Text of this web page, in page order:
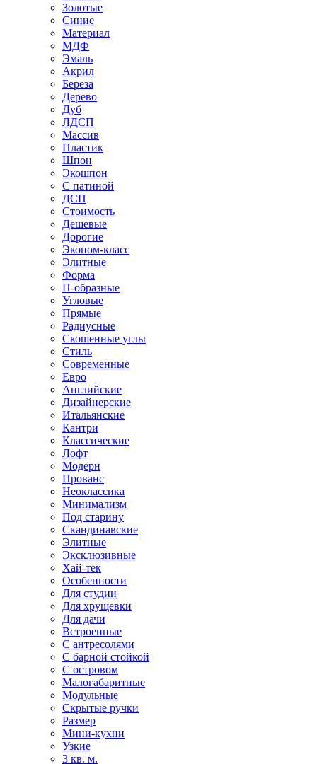
Золотые
Синие
Материал
МДФ
Эмаль
Акрил
Береза
Дерево
Дуб
ЛДСП
Массив
Пластик
Шпон
Экошпон
С патиной
ДСП
Стоимость
Дешевые
Дорогие
Эконом-класс
Элитные
Форма
П-образные
Угловые
Прямые
Радиусные
Скошенные углы
Стиль
Современные
Евро
Английские
Дизайнерские
Итальянские
Кантри
Классические
Лофт
Модерн
Прованс
Неоклассика
Минимализм
Под старину
Скандинавские
Элитные
Эксклюзивные
Хай-тек
Особенности
Для студии
Для хрущевки
Для дачи
Встроенные
С антресолями
С барной стойкой
С островом
Малогабаритные
Модульные
Скрытые ручки
Размер
Мини-кухни
Узкие
3 кв. м.